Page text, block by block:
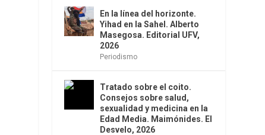
En la línea del horizonte.
Yihad en la Sahel. Alberto
Masegosa. Editorial UFV,
2026
Periodismo
Tratado sobre el coito.
Consejos sobre salud,
sexualidad y medicina en la
Edad Media. Maimónides. El
Desvelo, 2026